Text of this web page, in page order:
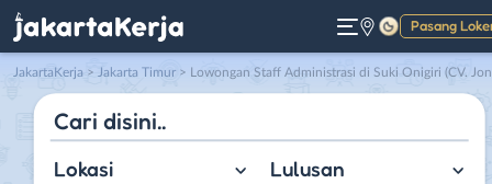
Pasang
Gelap
JakartaKerja > Jakarta Timur > Lowongan Staff Administrasi di Suki Onigiri (CV. Jons Group)
Lokasi Lulusan